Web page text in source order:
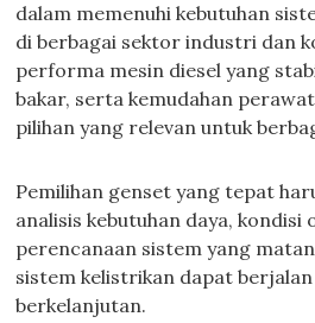
dalam memenuhi kebutuhan
di berbagai sektor industri dan
performa mesin diesel yang
bakar, serta kemudahan
pilihan yang relevan untuk
Pemilihan genset yang tepat
analisis kebutuhan daya, kondisi
perencanaan sistem yang
sistem kelistrikan dapat
berkelanjutan.